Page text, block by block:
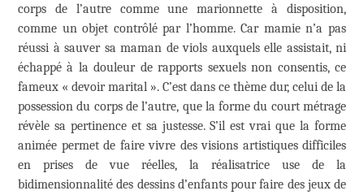
corps de l’autre comme une marionnette à disposition,
comme un objet contrôlé par l’homme. Car mamie n’a pas
réussi à sauver sa maman de viols auxquels elle assistait, ni
échappé à la douleur de rapports sexuels non consentis, ce
fameux « devoir marital ». C’est dans ce thème dur, celui de la
possession du corps de l’autre, que la forme du court métrage
révèle sa pertinence et sa justesse. S’il est vrai que la forme
animée permet de faire vivre des visions artistiques difficiles
en prises de vue réelles, la réalisatrice use de la
bidimensionnalité des dessins d’enfants pour faire des jeux de